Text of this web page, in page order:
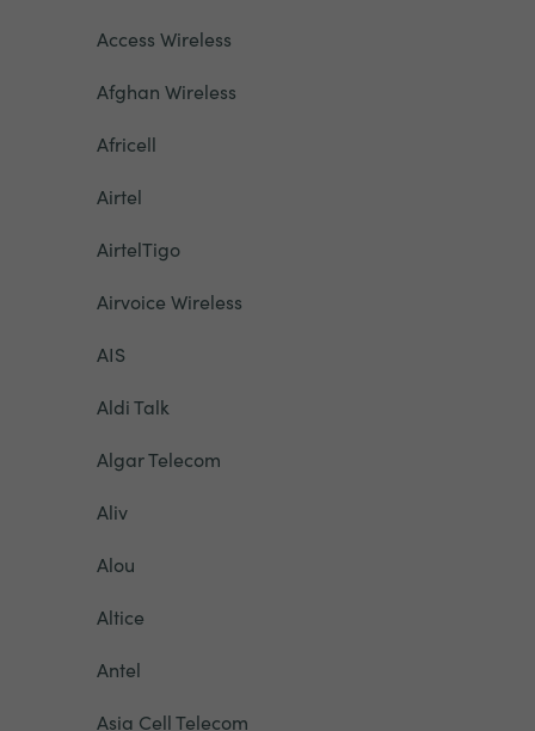
Access Wireless
Afghan Wireless
Africell
Airtel
AirtelTigo
Airvoice Wireless
AIS
Aldi Talk
Algar Telecom
Aliv
Alou
Altice
Antel
Asia Cell Telecom